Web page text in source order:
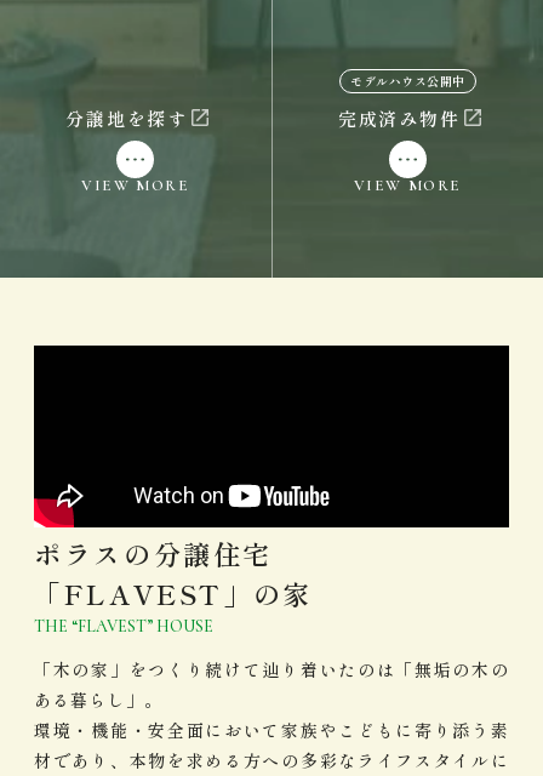
分譲地を探す
VIEW MORE
モデルハウス公開中
完成済み物件
VIEW MORE
ポラスの分譲住宅
「FLAVEST」の家
THE “FLAVEST” HOUSE
「木の家」をつくり続けて辿り着いたのは「無垢の木の
ある暮らし」。
環境・機能・安全面において家族やこどもに寄り添う素
材であり、本物を求める方への多彩なライフスタイルに